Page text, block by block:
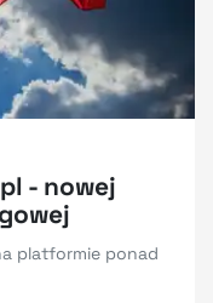
- nowej
platformie ponad